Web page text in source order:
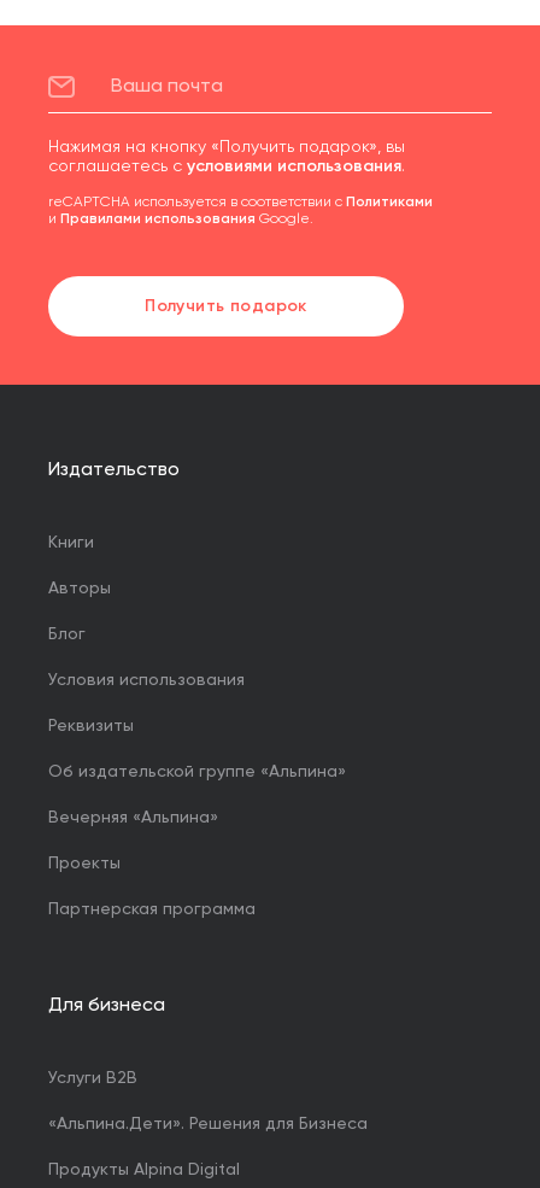
Нажимая на кнопку «Получить подарок», вы
соглашаетесь с условиями использования.
reCAPTCHA используется в соответствии с Политиками
и Правилами использования Google.
Получить подарок
Издательство
Книги
Авторы
Блог
Условия использования
Реквизиты
Об издательской группе «Альпина»
Вечерняя «Альпина»
Проекты
Партнерская программа
Для бизнеса
Услуги B2B
«Альпина.Дети». Решения для Бизнеса
Продукты Alpina Digital